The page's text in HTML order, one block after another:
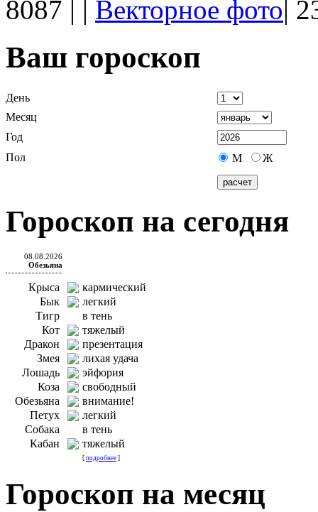
8087 Векторное фото
Ваш гороскоп
День
Месяц
Год
Пол
М Ж
Гороскоп на сегодня
08.08.2026
Обезьяна
Крыса
кармический
Бык
легкий
Тигр
в тень
Кот
тяжелый
Дракон
презентация
Змея
лихая удача
Лошадь
эйфория
Коза
свободный
Обезьяна
внимание!
Петух
легкий
Собака
в тень
Кабан
тяжелый
[ подробнее ]
Гороскоп на месяц